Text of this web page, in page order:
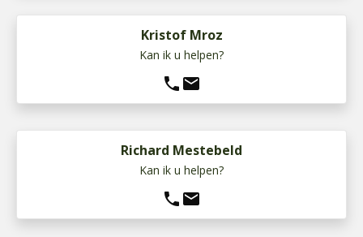
Kristof Mroz
Kan ik u helpen?
phone mail
Richard Mestebeld
Kan ik u helpen?
phone mail